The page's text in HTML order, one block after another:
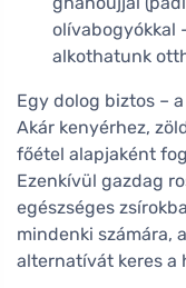
olívabogyókkal
alkothatunk
Egy dolog biztos –
Akár kenyérhez,
főétel alapjaként
Ezenkívül gazdag
egészséges
mindenki számára,
alternatívát keres a